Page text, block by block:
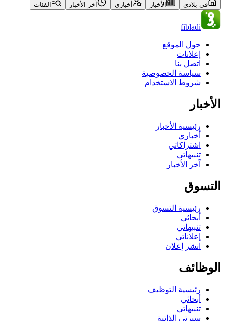
في بلادي الأخبار أخباري آخر الأخبار الفئات
fibladi
حول الموقع
إعلانات
اتصل بنا
سياسة الخصوصية
شروط الاستخدام
الأخبار
رئيسية الأخبار
أخباري
اشتراكاتي
تنبيهاتي
آخر الأخبار
التسوق
رئيسية التسوق
أبحاثي
تنبيهاتي
إعلاناتي
انشر إعلان
الوظائف
رئيسية التوظيف
أبحاثي
تنبيهاتي
سيرتي الذاتية